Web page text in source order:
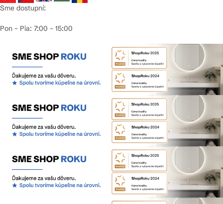
Sme dostupní:
Pon – Pia: 7:00 – 15:00